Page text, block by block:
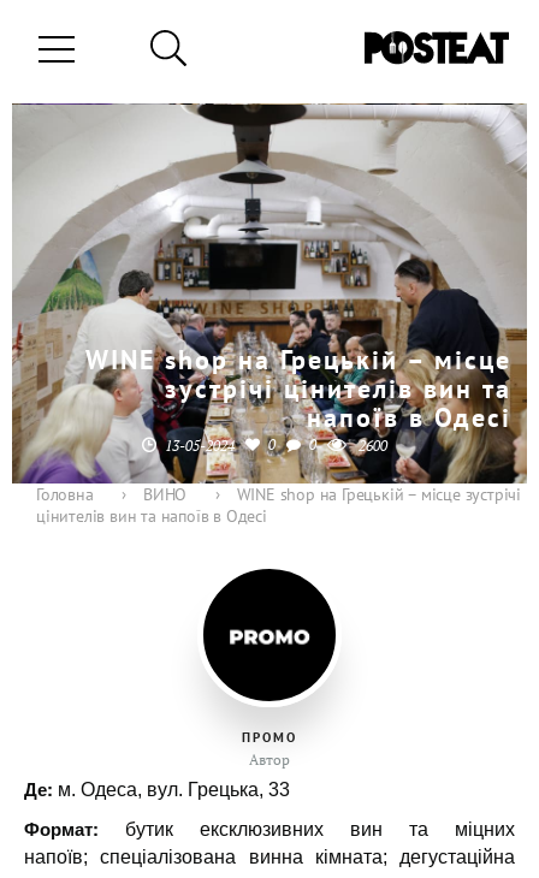
WINE shop на Грецькій – місце
зустрічі цінителів вин та
напоїв в Одесі
13-05-2024 0 0 2600
Головна › ВИНО ›
WINE shop на Грецькій – місце зустрічі
цінителів вин та напоїв в Одесі
ПРОМО
Автор
Де: м. Одеса, вул. Грецька, 33
Формат:
бутик ексклюзивних вин та міцних
напоїв;спеціалізована винна кімната; дегустаційна